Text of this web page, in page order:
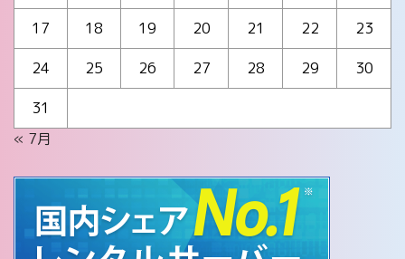
17
18 19 20 21 22
23
24
25 26 27 28 29
30
31
« 7月